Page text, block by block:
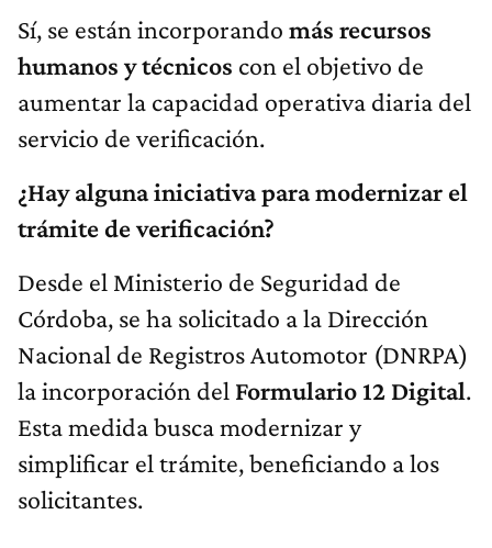
Sí, se están incorporando más recursos
humanos y técnicos con el objetivo de
aumentar la capacidad operativa diaria del
servicio de verificación.
¿Hay alguna iniciativa para modernizar el
trámite de verificación?
Desde el Ministerio de Seguridad de
Córdoba, se ha solicitado a la Dirección
Nacional de Registros Automotor (DNRPA)
la incorporación del Formulario 12 Digital.
Esta medida busca modernizar y
simplificar el trámite, beneficiando a los
solicitantes.